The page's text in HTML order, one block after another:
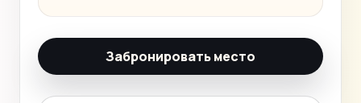
Забронировать место